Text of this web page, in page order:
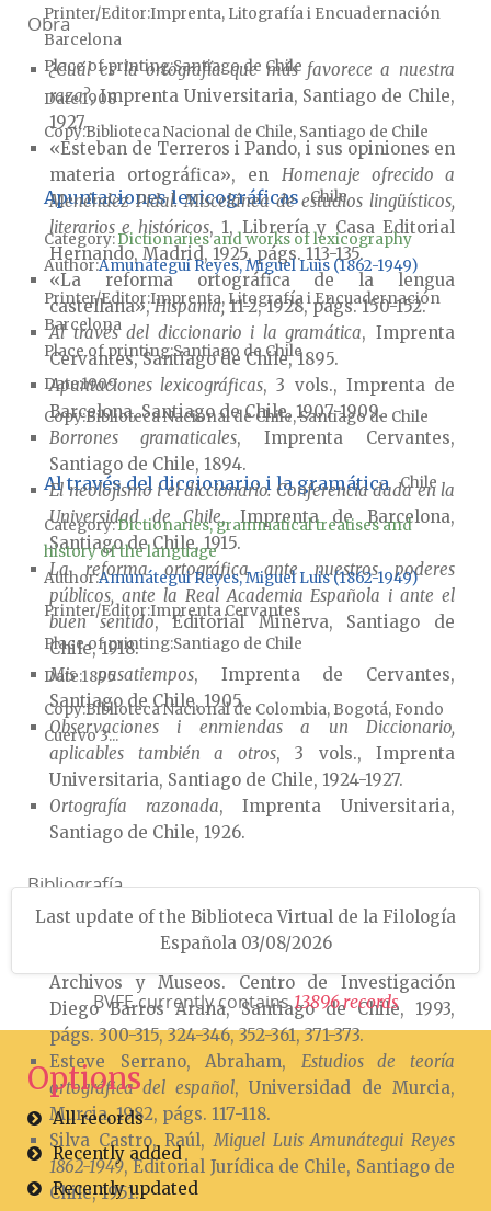
Obra
¿Cuál es la ortografía que más favorece a nuestra
raza?, Imprenta Universitaria, Santiago de Chile,
1927.
«Esteban de Terreros i Pando, i sus opiniones en
materia ortográfica», en Homenaje ofrecido a
Menéndez Pidal. Miscelánea de estudios lingüísticos,
literarios e históricos, 1, Librería y Casa Editorial
Hernando, Madrid, 1925, págs. 113-135.
«La reforma ortográfica de la lengua
castellana»,Hispania, 11-2, 1928, págs. 150-152.
Al través del diccionario i la gramática, Imprenta
Cervantes, Santiago de Chile, 1895.
Apuntaciones lexicográficas, 3 vols., Imprenta de
Barcelona, Santiago de Chile, 1907-1909.
Borrones gramaticales, Imprenta Cervantes,
Santiago de Chile, 1894.
El neolojismo i el diccionario. Conferencia dada en la
Universidad de Chile, Imprenta de Barcelona,
Santiago de Chile, 1915.
La reforma ortográfica ante nuestros poderes
públicos, ante la Real Academia Española i ante el
buen sentido, Editorial Minerva, Santiago de
Chile, 1918.
Mis pasatiempos, Imprenta de Cervantes,
Santiago de Chile, 1905.
Observaciones i enmiendas a un Diccionario,
aplicables también a otros, 3 vols., Imprenta
Universitaria, Santiago de Chile, 1924-1927.
Ortografía razonada, Imprenta Universitaria,
Santiago de Chile, 1926.
Bibliografía
Contreras Figueroa, Lidia,Historia de las ideas
ortográficas en Chile, Dirección de Bibliotecas,
Archivos y Museos. Centro de Investigación
Diego Barros Arana, Santiago de Chile, 1993,
págs. 300-315, 324-346, 352-361, 371-373.
Esteve Serrano, Abraham, Estudios de teoría
ortográfica del español, Universidad de Murcia,
Murcia, 1982, págs. 117-118.
Silva Castro, Raúl,Miguel Luis Amunátegui Reyes
1862-1949, Editorial Jurídica de Chile, Santiago de
Chile, 1951.
Printer/Editor Imprenta, Litografía i Encuadernación
Barcelona
Place of printingSantiago de Chile
Date1908
CopyBiblioteca Nacional de Chile, Santiago de Chile
Apuntaciones lexicográficas Chile
Category:Dictionaries and works of lexicography
AuthorAmunátegui Reyes, Miguel Luis (1862-1949)
Printer/Editor Imprenta, Litografía i Encuadernación
Barcelona
Place of printingSantiago de Chile
Date1909
CopyBiblioteca Nacional de Chile, Santiago de Chile
Al través del diccionario i la gramática Chile
Category:Dictionaries, grammatical treatises and
history of the language
AuthorAmunátegui Reyes, Miguel Luis (1862-1949)
Printer/Editor Imprenta Cervantes
Place of printingSantiago de Chile
Date1895
CopyBiblioteca Nacional de Colombia, Bogotá, Fondo
Cuervo 3...
Last update of the Biblioteca Virtual de la Filología
Española 03/08/2026
BVFE currently contains13896records
Options
All records
Recently added
Recently updated